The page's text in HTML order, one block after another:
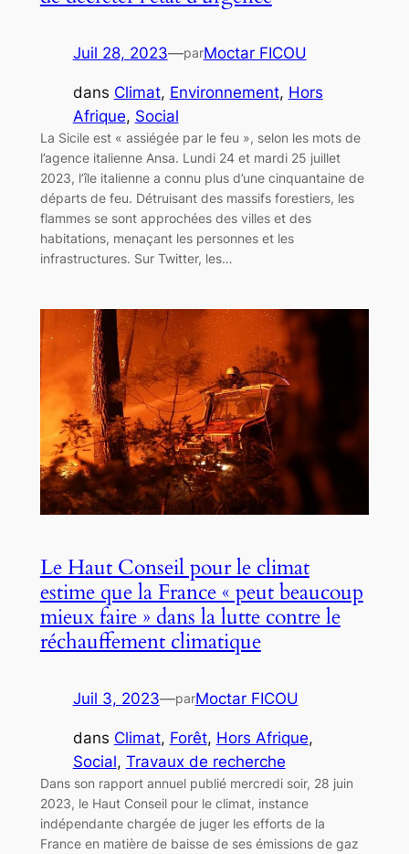
Juil 28, 2023—parMoctar FICOU
dans Climat, Environnement, Hors
Afrique, Social
La Sicile est « assiégée par le feu », selon les mots de
l’agence italienne Ansa. Lundi 24 et mardi 25 juillet
2023, l’île italienne a connu plus d’une cinquantaine de
départs de feu. Détruisant des massifs forestiers, les
flammes se sont approchées des villes et des
habitations, menaçant les personnes et les
infrastructures. Sur Twitter, les…
Le Haut Conseil pour le climat
estime que la France « peut beaucoup
mieux faire » dans la lutte contre le
réchauffement climatique
Juil 3, 2023—parMoctar FICOU
dans Climat, Forêt, Hors Afrique
Social, Travaux de recherche
Dans son rapport annuel publié mercredi soir, 28 juin
2023, le Haut Conseil pour le climat, instance
indépendante chargée de juger les efforts de la
France en matière de baisse de ses émissions de gaz